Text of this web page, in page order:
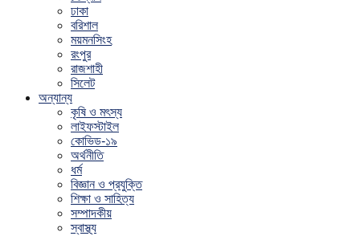
ঢাকা
বরিশাল
ময়মনসিংহ
রংপুর
রাজশাহী
সিলেট
অন্যান্য
কৃষি ও মৎস্য
লাইফস্টাইল
কোভিড-১৯
অর্থনীতি
ধর্ম
বিজ্ঞান ও প্রযুক্তি
শিক্ষা ও সাহিত্য
সম্পাদকীয়
স্বাস্থ্য